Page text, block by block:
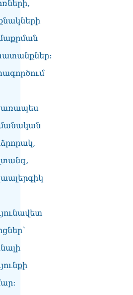
օ՞ր է»․ լրագրողը՝ ՔՊ-
ական պատգամավոր
07.08.2026
ՏԵՍԱՆՅՈւԹ․ «Հնարավո՞ր
է զրկվեք մանդատից»․
լրագրողը՝ Էդգար
հայտարարել է, որ
Հայաստանի վրա
07.08.2026
պատճառով մեր